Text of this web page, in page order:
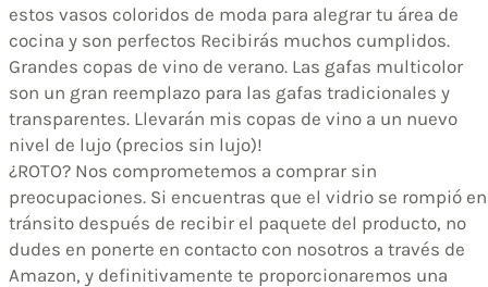
estos vasos coloridos de moda para alegrar tu área de
cocina y son perfectos Recibirás muchos cumplidos.
Grandes copas de vino de verano. Las gafas multicolor
son un gran reemplazo para las gafas tradicionales y
transparentes. Llevarán mis copas de vino a un nuevo
nivel de lujo (precios sin lujo)!
¿ROTO? Nos comprometemos a comprar sin
preocupaciones. Si encuentras que el vidrio se rompió en
tránsito después de recibir el paquete del producto, no
dudes en ponerte en contacto con nosotros a través de
Amazon, y definitivamente te proporcionaremos una